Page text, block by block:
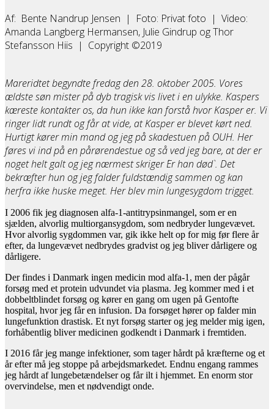
Af: Bente Nandrup Jensen | Foto: Privat foto | Video:
Amanda Langberg Hermansen, Julie Gindrup og Thor
Stefansson Hiis | Copyright ©2019
Mareridtet begyndte fredag den 28. oktober 2005. Vores
ældste søn mister på dyb tragisk vis livet i en ulykke. Kaspers
kæreste kontakter os, da hun ikke kan forstå hvor Kasper er. Vi
ringer lidt rundt og får at vide, at Kasper er blevet kørt ned.
Hurtigt kører min mand og jeg på skadestuen på OUH. Her
føres vi ind på en pårørendestue og så ved jeg bare, at der er
noget helt galt og jeg nærmest skriger ´Er han død`. Det
bekræfter hun og jeg falder fuldstændig sammen og kan
herfra ikke huske meget. Her blev min lungesygdom trigget.
I 2006 fik jeg diagnosen alfa-1-antitrypsinmangel, som er en
sjælden, alvorlig multiorgansygdom, som nedbryder lungevævet.
Hvor alvorlig sygdommen var, gik ikke helt op for mig før flere år
efter, da lungevævet nedbrydes gradvist og jeg bliver dårligere og
dårligere.
Der findes i Danmark ingen medicin mod alfa-1, men der pågår
forsøg med et protein udvundet via plasma. Jeg kommer med i et
dobbeltblindet forsøg og kører en gang om ugen på Gentofte
hospital, hvor jeg får en infusion. Da forsøget hører op falder min
lungefunktion drastisk. Et nyt forsøg starter og jeg melder mig igen,
forhåbentlig bliver medicinen godkendt i Danmark i fremtiden.
I 2016 får jeg mange infektioner, som tager hårdt på kræfterne og et
år efter må jeg stoppe på arbejdsmarkedet. Endnu engang rammes
jeg hårdt af lungebetændelser og får ilt i hjemmet. En enorm stor
overvindelse, men et nødvendigt onde.